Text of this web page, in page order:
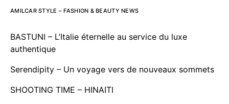
AMILCAR STYLE – FASHION & BEAUTY NEWS
BASTUNI – L’Italie éternelle au service du luxe
authentique
Serendipity – Un voyage vers de nouveaux sommets
SHOOTING TIME – HINAITI